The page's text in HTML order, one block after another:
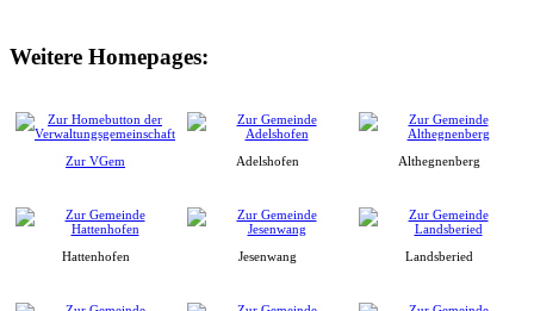
Weitere Homepages:
Zur VGem Adelshofen Althegnenberg
Hattenhofen Jesenwang Landsberied